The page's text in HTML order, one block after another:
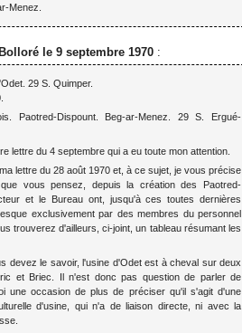
Menez.
le 9 septembre 1970 :
29 S. Quimper.
Paotred-Dispount. Beg-ar-Menez. 29 S. Ergué-
lettre du 4 septembre qui a eu toute mon attention.
lettre du 28 août 1970 et, à ce sujet, je vous précise
vous pensez, depuis la création des Paotred-
et le Bureau ont, jusqu'à ces toutes dernières
exclusivement par des membres du personnel
trouverez d'ailleurs, ci-joint, un tableau résumant les
devez le savoir, l'usine d'Odet est à cheval sur deux
et Briec. Il n'est donc pas question de parler de
une occasion de plus de préciser qu'il s'agit d'une
d'usine, qui n'a de liaison directe, ni avec la